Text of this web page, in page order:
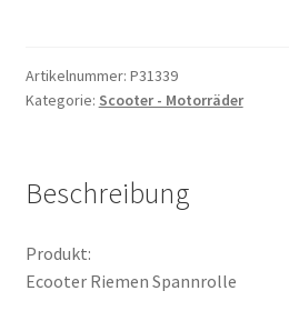
Artikelnummer: P31339
Kategorie: Scooter - Motorräder
Beschreibung
Produkt:
Ecooter Riemen Spannrolle